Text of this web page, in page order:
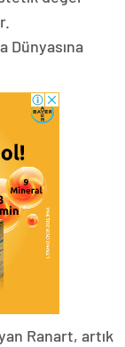
Dünyasına
Ranart, artık